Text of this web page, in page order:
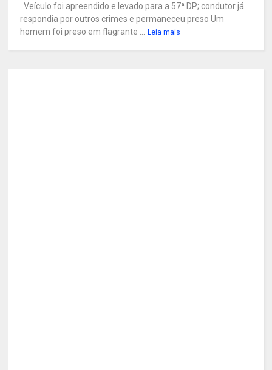
Veículo foi apreendido e levado para a 57ª DP; condutor já
respondia por outros crimes e permaneceu preso Um
homem foi preso em flagrante ...
Leia mais